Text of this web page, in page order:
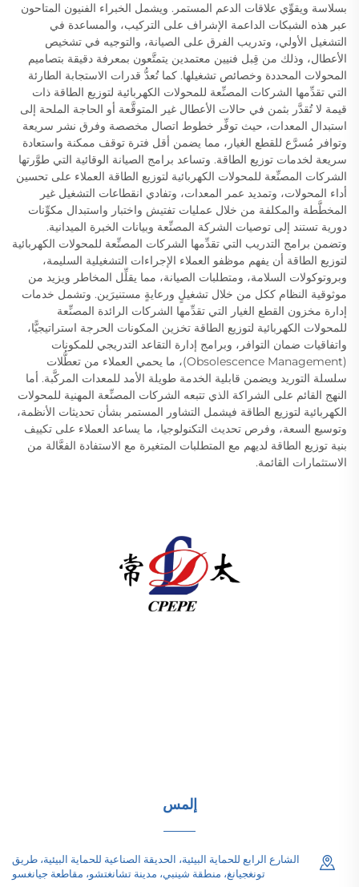
بسلاسة ويقوِّي علاقات الدعم المستمر. ويشمل الخبراء الفنيون المتاحون
عبر هذه الشبكات الداعمة الإشراف على التركيب، والمساعدة في
التشغيل الأولي، وتدريب الفرق على الصيانة، والتوجيه في تشخيص
الأعطال، وذلك من قِبل فنيين معتمدين يتمتَّعون بمعرفة دقيقة بتصاميم
المحولات المحددة وخصائص تشغيلها. كما تُعدُّ قدرات الاستجابة الطارئة
التي تقدِّمها الشركات المصنِّعة للمحولات الكهربائية لتوزيع الطاقة ذات
قيمة لا تُقدَّر بثمن في حالات الأعطال غير المتوقَّعة أو الحاجة الملحة إلى
استبدال المعدات، حيث توفِّر خطوط اتصال مخصصة وفرق نشر سريعة
وتوافر مُسرَّع للقطع الغيار، مما يضمن أقل فترة توقف ممكنة واستعادة
سريعة لخدمات توزيع الطاقة. وتساعد برامج الصيانة الوقائية التي طوَّرتها
الشركات المصنِّعة للمحولات الكهربائية لتوزيع الطاقة العملاء على تحسين
أداء المحولات، وتمديد عمر المعدات، وتفادي انقطاعات التشغيل غير
المخطَّطة والمكلفة من خلال عمليات تفتيش واختبار واستبدال مكوِّنات
دورية تستند إلى توصيات الشركة المصنِّعة وبيانات الخبرة الميدانية.
وتضمن برامج التدريب التي تقدِّمها الشركات المصنِّعة للمحولات الكهربائية
لتوزيع الطاقة أن يفهم موظفو العملاء الإجراءات التشغيلية السليمة،
وبروتوكولات السلامة، ومتطلبات الصيانة، مما يقلِّل المخاطر ويزيد من
موثوقية النظام ككل من خلال تشغيلٍ ورعايةٍ مستنيرَين. وتشمل خدمات
إدارة مخزون القطع الغيار التي تقدِّمها الشركات الرائدة المصنِّعة
للمحولات الكهربائية لتوزيع الطاقة تخزين المكونات الحرجة استراتيجيًّا،
واتفاقيات ضمان التوافر، وبرامج إدارة التقاعد التدريجي للمكونات
(Obsolescence Management)، ما يحمي العملاء من تعطُّلات
سلسلة التوريد ويضمن قابلية الخدمة طويلة الأمد للمعدات المركَّبة. أما
النهج القائم على الشراكة الذي تتبعه الشركات المصنِّعة المهنية للمحولات
الكهربائية لتوزيع الطاقة فيشمل التشاور المستمر بشأن تحديثات الأنظمة،
وتوسيع السعة، وفرص تحديث التكنولوجيا، ما يساعد العملاء على تكييف
بنية توزيع الطاقة لديهم مع المتطلبات المتغيرة مع الاستفادة الفعَّالة من
الاستثمارات القائمة.
إلمس
الشارع الرابع للحماية البيئية، الحديقة الصناعية للحماية البيئية، طريق
تونغجيانغ، منطقة شينبي، مدينة تشانغتشو، مقاطعة جيانغسو